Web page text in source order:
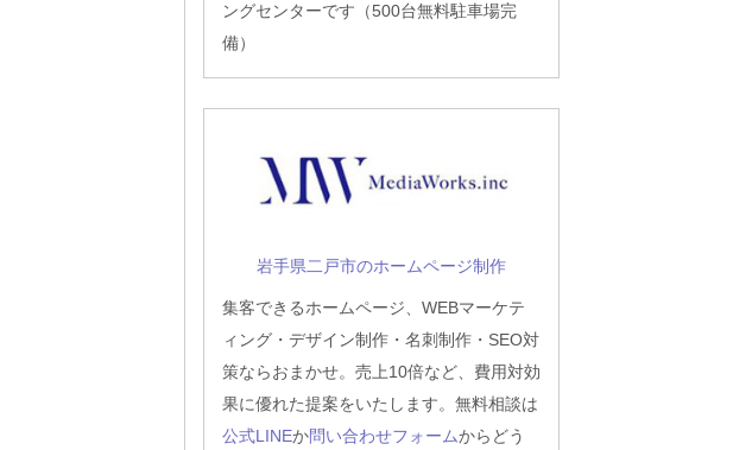
ングセンターです（500台無料駐車場完
備）
岩手県二戸市のホームページ制作
集客できるホームページ、WEBマーケテ
ィング・デザイン制作・名刺制作・SEO対
策ならおまかせ。売上10倍など、費用対効
果に優れた提案をいたします。無料相談は
公式LINEか問い合わせフォームからどう